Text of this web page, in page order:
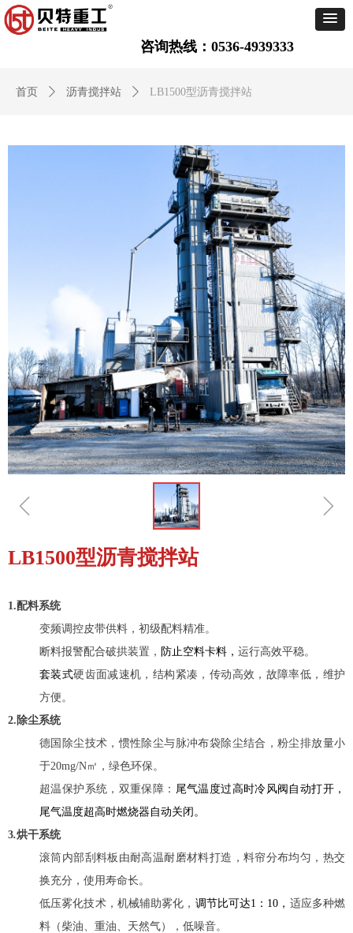
咨询热线：0536-4939333
首页 ꄲ 沥青搅拌站 ꄲ LB1500型沥青搅拌站
LB1500型沥青搅拌站
1.配料系统
变频调控皮带供料，初级配料精准。
断料报警配合破拱装置， 防止空料卡料， 运行高效平稳。
套装式硬齿面减速机，结构紧凑，传动高效，故障率低，维护
方便。
2.除尘系统
德国除尘技术，惯性除尘与脉冲布袋除尘结合，粉尘排放量小
于20mg/N㎥ ，绿色环保。
超温保护系统，双重保障： 尾气温度过高时冷风阀自动打开，
尾气温度超高时燃烧器自动关闭。
3.烘干系统
滚筒内部刮料板由耐高温耐磨材料打造，料帘分布均匀，热交
换充分，使用寿命长。
低压雾化技术，机械辅助雾化， 调节比可达1：10， 适应多种燃
料（柴油、重油、天然气），低噪音。
ꁆ ꁇ